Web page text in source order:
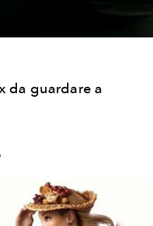
da guardare a